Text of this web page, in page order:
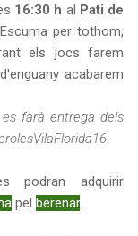
16:30 h al Pati de
per tothom,
els jocs farem
acabarem
farà entrega dels
podran adquirir
pel berenar